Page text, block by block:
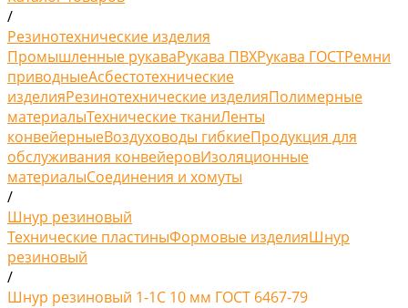
/
Резинотехнические изделия
Промышленные рукаваРукава ПВХРукава ГОСТРемни
приводныеАсбестотехнические
изделияРезинотехнические изделияПолимерные
материалыТехнические тканиЛенты
конвейерныеВоздуховоды гибкиеПродукция для
обслуживания конвейеровИзоляционные
материалыСоединения и хомуты
/
Шнур резиновый
Технические пластиныФормовые изделияШнур
резиновый
/
Шнур резиновый 1-1С 10 мм ГОСТ 6467-79